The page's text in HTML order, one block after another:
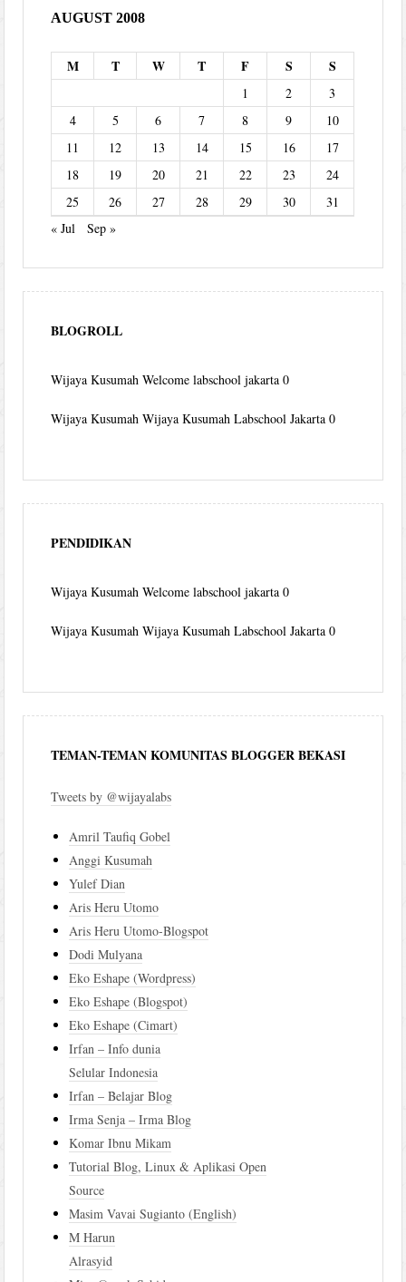
AUGUST 2008
M T W T F S S
1 2
3
4
5 6 7 8 9
10
11
12 13 14 15 16
17
18
19 20 21 22 23
24
25
26 27 28 29 30
31
« Jul
Sep »
BLOGROLL
Wijaya Kusumah Welcome labschool jakarta 0
Wijaya Kusumah Wijaya Kusumah Labschool Jakarta 0
PENDIDIKAN
Wijaya Kusumah Welcome labschool jakarta 0
Wijaya Kusumah Wijaya Kusumah Labschool Jakarta 0
TEMAN-TEMAN KOMUNITAS BLOGGER BEKASI
Tweets by @wijayalabs
Amril Taufiq Gobel
Anggi Kusumah
Yulef Dian
Aris Heru Utomo
Aris Heru Utomo-Blogspot
Dodi Mulyana
Eko Eshape (Wordpress)
Eko Eshape (Blogspot)
Eko Eshape (Cimart)
Irfan – Info dunia
Selular Indonesia
Irfan – Belajar Blog
Irma Senja – Irma Blog
Komar Ibnu Mikam
Tutorial Blog, Linux & Aplikasi Open
Source
Masim Vavai Sugianto (English)
M Harun
Alrasyid